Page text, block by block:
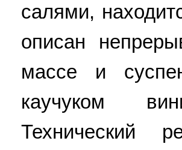
салями,
описан
массе и
каучуком
Технический